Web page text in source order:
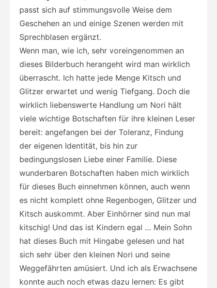
passt sich auf stimmungsvolle Weise dem
Geschehen an und einige Szenen werden mit
Sprechblasen ergänzt.
Wenn man, wie ich, sehr voreingenommen an
dieses Bilderbuch herangeht wird man wirklich
überrascht. Ich hatte jede Menge Kitsch und
Glitzer erwartet und wenig Tiefgang. Doch die
wirklich liebenswerte Handlung um Nori hält
viele wichtige Botschaften für ihre kleinen Leser
bereit: angefangen bei der Toleranz, Findung
der eigenen Identität, bis hin zur
bedingungslosen Liebe einer Familie. Diese
wunderbaren Botschaften haben mich wirklich
für dieses Buch einnehmen können, auch wenn
es nicht komplett ohne Regenbogen, Glitzer und
Kitsch auskommt. Aber Einhörner sind nun mal
kitschig! Und das ist Kindern egal … Mein Sohn
hat dieses Buch mit Hingabe gelesen und hat
sich sehr über den kleinen Nori und seine
Weggefährten amüsiert. Und ich als Erwachsene
konnte auch noch etwas dazu lernen: Es gibt